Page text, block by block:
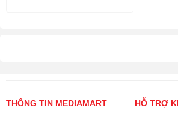
THÔNG TIN MEDIAMART HỖ TRỢ